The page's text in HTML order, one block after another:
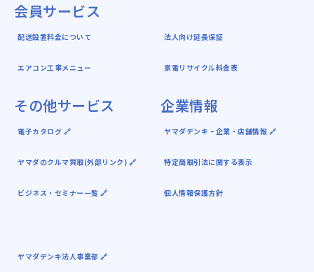
会員サービス
配送設置料金について
エアコン工事メニュー
法人向け延長保証
家電リサイクル料金表
その他サービス
電子カタログ 🔗
ヤマダのクルマ買取(外部リンク) 🔗
ビジネス・セミナー一覧 🔗
企業情報
ヤマダデンキ ｰ 企業・店舗情報 🔗
特定商取引法に関する表示
個人情報保護方針
ヤマダデンキ法人事業部 🔗